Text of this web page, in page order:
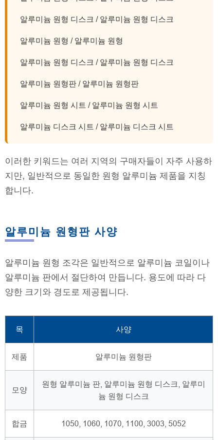
알루미늄 원형 디스크 / 알루미늄 원형 디스크
알루미늄 원형 / 알루미늄 원형
알루미늄 원형 디스크 / 알루미늄 원형 디스크
알루미늄 원형판 / 알루미늄 원형판
알루미늄 원형 시트 / 알루미늄 원형 시트
알루미늄 디스크 시트 / 알루미늄 디스크 시트
이러한 키워드는 여러 지역의 구매자들이 자주 사용하
지만, 일반적으로 동일한 원형 알루미늄 제품을 지칭
합니다.
알루미늄 원형판 사양
알루미늄 원형 조각은 일반적으로 알루미늄 코일이나
알루미늄 판에서 절단하여 만듭니다. 용도에 따라 다
양한 크기와 경도로 제공됩니다.
목 사양
제품 알루미늄 원형판
모양
원형 알루미늄 판, 알루미늄 원형 디스크, 알루미
늄 원형 디스크
합금 1050, 1060, 1070, 1100, 3003, 5052